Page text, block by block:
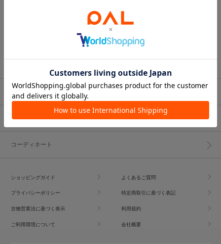
ブランド一覧
ショップブログ
コーディネート
ショッピングガイド よくあるご質問
プライバシーポリシー 特定商取引に基づく表記
古物営業法に基づく表示 利用規約
ご利用環境について 会社概要